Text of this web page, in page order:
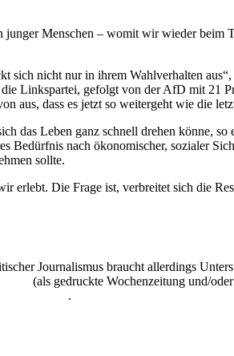
Menschen – womit wir wieder beim
sich nicht nur in ihrem Wahlverhalten
Linkspartei, gefolgt von der AfD mit 21
aus, dass es jetzt so weitergeht wie die
das Leben ganz schnell drehen könne,
Bedürfnis nach ökonomischer, sozialer
sollte.
erlebt. Die Frage ist, verbreitet sich die
Journalismus braucht allerdings
(als gedruckte Wochenzeitung und/
.